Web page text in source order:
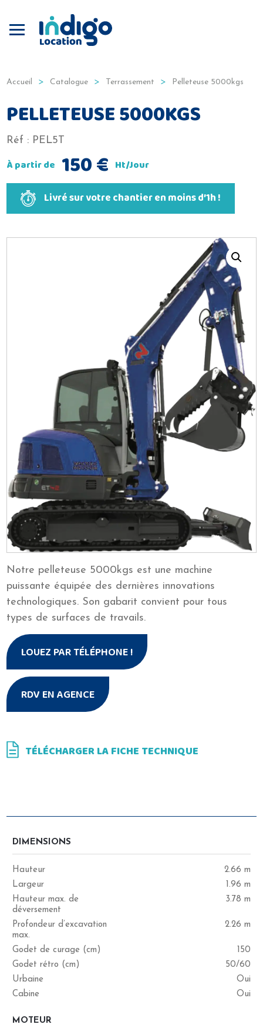
Accueil Catalogue Terrassement Pelleteuse 5000kgs
PELLETEUSE 5000KGS
Réf : PEL5T
À partir de 150€ Ht/Jour
Livré sur votre chantier en moins d’1h !
Notre pelleteuse 5000kgs est une machine
puissante équipée des dernières innovations
technologiques. Son gabarit convient pour tous
types de surfaces de travails.
LOUEZ PAR TÉLÉPHONE !
RDV EN AGENCE
TÉLÉCHARGER LA FICHE TECHNIQUE
DIMENSIONS
Hauteur
2.66 m
Largeur
1.96 m
Hauteur max. de
déversement
3.78 m
Profondeur d’excavation
max.
2.26 m
Godet de curage (cm)
150
Godet rétro (cm)
50/60
Urbaine
Oui
Cabine
Oui
MOTEUR